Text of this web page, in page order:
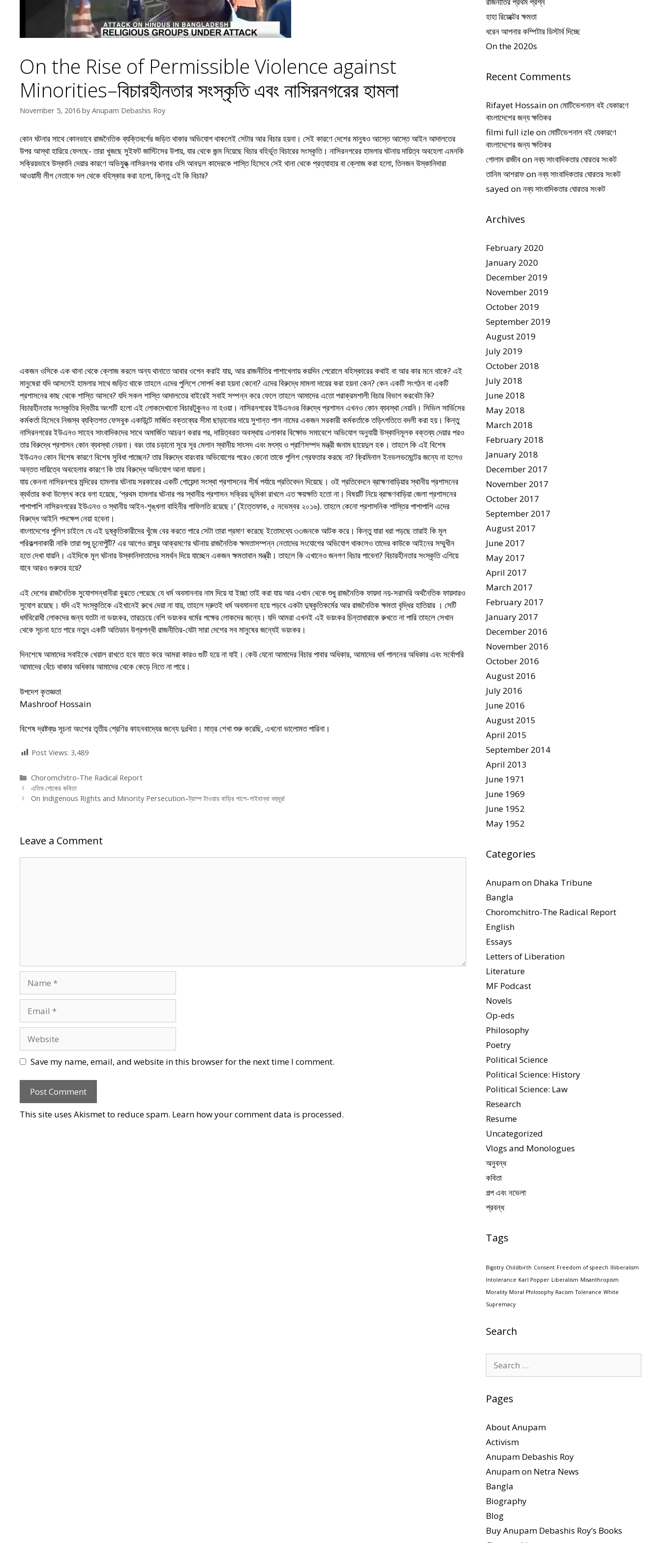
On the Rise of Permissible Violence against
Minorities–বিচারহীনতার সংস্কৃতি এবং নাসিরনগরের হামলা
November 5, 2016 by Anupam Debashis Roy
কোন ঘটনার সাথে কোনভাবে রাজনৈতিক ব্যক্তিবর্গের জড়িত থাকার অভিযোগ থাকলেই সেটার আর বিচার হয়না। সেই কারণে দেশের মানুষও আস্তে আস্তে আইন আদালতের
উপর আস্থা হারিয়ে ফেলছে- তারা খুজছে সুইফট জাস্টিসের উপায়, যার থেকে জন্ম নিয়েছে বিচার বহির্ভূত বিচারের সংস্কৃতি। নাসিরনগরের হামলার ঘটনায় দায়িত্ব অবহেলা এমনকি
সক্রিয়ভাবে উস্কানি দেয়ার কারণে অভিযুক্ত্ নাসিরনগরথানার ওসি আবদুল কাদেরকে শাস্তি হিসেবে সেই থানা থেকে প্রত্যাহার বা ক্লোজ করা হলো, তিনজন উস্কানিদারা
আওয়ামী লীগ নেতাকে দল থেকে বহিস্কার করা হলো, কিন্তু এই কি বিচার?
একজন ওসিকে এক থানা থেকে ক্লোজ করলে অন্য থানাতে আবার ওপেন করাই যায়, আর রাজনীতির পাশাখেলায় কয়দিন পেরোলে বহিস্কারের কথাই বা আর কার মনে থাকে? এই
মানুষেরা যদি আসলেই হামলার সাথে জড়িত থাকে তাহলে এদের পুলিশে সোপর্দ করা হয়না কেনো? এদের বিরুদ্ধে মামলা দায়ের করা হয়না কেন? কেন একটি সংগঠন বা একটি
প্রশাসনের কাছ থেকে শাস্তি আসবে? যদি সকল শাস্তি আদালতের বাইরেই সবাই সম্পন্ন করে ফেলে তাহলে আমাদের এতো পরাক্রমশালী বিচার বিভাগ করবেটা কি?
বিচারহীনতার সংস্কৃতির দ্বিতীয় অংশটি হলো এই লোকদেখানো বিচারটুকুনও না হওয়া। নাসিরনগরের ইউএনওর বিরুদ্ধে প্রশাসন এখনও কোন ব্যবস্থা নেয়নি। সিভিল সার্ভিসের
কর্মকর্তা হিসেবে নিজস্ব ব্যক্তিগত ফেসবুক একাউন্টে মার্জিত বক্তব্যের সীমা ছাড়ানোর দায়ে সুশান্ত পাল নামের একজন সরকারী কর্মকর্তাকে তড়িৎগতিতে বদলী করা হয়। কিন্তু
নাসিরনগরের ইউএনও সাহেব সাংবাদিকদের সাথে অমার্জিত আচরণ করার পর, দায়িত্বরত অবস্থায় এলাকার বিক্ষোভ সমাবেশে অভিযোগ অনুযায়ী উস্কানিমূলক বক্তব্য দেয়ার পরও
তার বিরুদ্ধে প্রশাসন কোন ব্যবস্থা নেয়না। বরং তার চড়ানো সূরে সূর মেলান স্থানীয় সাংসদ এবং মৎস্য ও প্রাণিসম্পদ মন্ত্রী জনাম ছায়েদুল হক। তাহলে কি এই বিশেষ
ইউএনও কোন বিশেষ কারণে বিশেষ সুবিধা পাচ্ছেন? তার বিরুদ্ধে বারংবার অভিযোগের পরেও কেনো তাকে পুলিশ গ্রেফতার করছে না? ক্রিমিনাল ইনভলভমেন্টের জন্যে না হলেও
অন্তত দায়িত্বে অবহেলার কারণে কি তার বিরুদ্ধে অভিযোগ আনা যায়না।
যায় কেননা নাসিরনগরে মন্দিরের হামলার ঘটনায় সরকারের একটি গোয়েন্দা সংস্থা প্রশাসনের শীর্ষ পর্যায়ে প্রতিবেদন দিয়েছে। ওই প্রতিবেদনে ব্রাহ্মণবাড়িয়ার স্থানীয় প্রশাসনের
ব্যর্থতার কথা উল্লেখ করে বলা হয়েছে, ‘প্রথম হামলার ঘটনার পর স্থানীয় প্রশাসন সক্রিয় ভূমিকা রাখলে এত ক্ষয়ক্ষতি হতো না। বিষয়টি নিয়ে ব্রাহ্মণবাড়িয়া জেলা প্রশাসনের
পাশাপাশি নাসিরনগরের ইউএনও ও স্থানীয় আইন-শৃঙ্খলা বাহিনীর গাফিলতি রয়েছে।’ (ইত্তেফাক, ৫ নভেম্বর ২০১৬). তাহলে কেনো প্রশাসনিক শাস্তির পাশাপাশি এদের
বিরুদ্ধে আইনি পদক্ষেপ নেয়া হবেনা।
বাংলাদেশের পুলিশ চাইলে যে এই দুষ্কৃতিকারীদের খুঁজে বের করতে পারে সেটা তারা প্রমাণ করেছে ইতোমধ্যে ৩৩জনকে আটক করে। কিন্তু যারা ধরা পড়ছে তারাই কি মূল
পরিকল্পনাকারী নাকি তারা শুধু চুনোপুঁটি? এর আগেও রামুর আক্রমণের ঘটনায় রাজনৈতিক ক্ষমতাসম্পন্ন নেতাদের সংযোগের অভিযোগ থাকলেও তাদের কাউকে আইনের সম্মুখীন
হতে দেখা যায়নি। এইদিকে মূল ঘটনার উস্কানিদাতাদের সমর্থন দিয়ে যাচ্ছেন একজন ক্ষমতাবান মন্ত্রী। তাহলে কি এখানেও জনগণ বিচার পাবেনা? বিচারহীনতার সংস্কৃতি এগিয়ে
যাবে আরও গুরুতর হয়ে?
এই দেশের রাজনৈতিক সুযোগসন্ধানীরা বুঝতে পেরেছে যে ধর্ম অবমাননার নাম দিয়ে যা ইচ্ছা তাই করা যায় আর এখান থেকে শুধু রাজনৈতিক ফায়দা নয়-সরাসরি অর্থনৈতিক ফায়দারও
সুযোগ রয়েছে। যদি এই সংস্কৃতিকে এইখানেই রুখে দেয়া না যায়, তাহলে দ্রুতই ধর্ম অবমাননা হয়ে পড়বে একটা দুষ্কৃতিকর্মের আর রাজনৈতিক ক্ষমতা বৃদ্ধির হাতিয়ার । সেটি
ধর্মবিরোধী লোকদের জন্য যতটা না ভয়ংকর, তারচেয়ে বেশি ভয়ংকর ধর্মের পক্ষের লোকদের জন্যে। যদি আমরা এখনই এই ভয়ংকর চিন্তাধারাকে রুখতে না পারি তাহলে সেখান
থেকে সূচনা হতে পারে নতুন একটি অতিডান উগ্রপন্থী রাজনীতির-যেটা সারা দেশের সব মানুষের জন্যেই ভয়ংকর।
দিনশেষে আমাদের সবাইকে খেয়াল রাখতে হবে যাতে করে আমরা কারও গুটি হয়ে না যাই। কেউ যেনো আমাদের বিচার পাবার অধিকার, আমাদের ধর্ম পালনের অধিকার এবং সর্বোপরি
আমাদের বেঁচে থাকার অধিকার আমাদের থেকে কেড়ে নিতে না পারে।
উপদেশ কৃতজ্ঞতা
Mashroof Hossain
বিশেষ দ্রষ্টব্যঃ সূচনা অংশের তৃতীয় শ্রেণির কাহনবাদ্যের জন্যে দুঃখিত। মাত্র শেখা শুরু করেছি, এখনো ভালোমত পারিনা।
Post Views: 3,489
Categories
Choromchitro-The Radical Report
এতিম শোকের কবিতা
On Indigenous Rights and Minority Persecution–ট্রাম্প টাওয়ার বাড়ির পাশে-গাইবান্ধা বহুদূর!
Leave a Comment
Save my name, email, and website in this browser for the next time I comment.
This site uses Akismet to reduce spam. Learn how your comment data is processed.
হাহা রিয়েক্টের ক্ষমতা
ধরেন আপনার কম্পিটার ডিস্টার্ব দিচ্ছে
On the 2020s
Recent Comments
Rifayet Hossainonমোটিভেশনাল বই যেকারণে
বাংলাদেশের জন্য ক্ষতিকর
filmi full izleonমোটিভেশনাল বই যেকারণে
বাংলাদেশের জন্য ক্ষতিকর
গোলাম রাজীবonনব্য সাংবাদিকতার ঘোরতর সংকট
তানিম আশরাফonনব্য সাংবাদিকতার ঘোরতর সংকট
sayed onনব্য সাংবাদিকতার ঘোরতর সংকট
Archives
February 2020
January 2020
December 2019
November 2019
October 2019
September 2019
August 2019
July 2019
October 2018
July 2018
June 2018
May 2018
March 2018
February 2018
January 2018
December 2017
November 2017
October 2017
September 2017
August 2017
June 2017
May 2017
April 2017
March 2017
February 2017
January 2017
December 2016
November 2016
October 2016
August 2016
July 2016
June 2016
August 2015
April 2015
September 2014
April 2013
June 1971
June 1969
June 1952
May 1952
Categories
Anupam on Dhaka Tribune
Bangla
Choromchitro-The Radical Report
English
Essays
Letters of Liberation
Literature
MF Podcast
Novels
Op-eds
Philosophy
Poetry
Political Science
Political Science: History
Political Science: Law
Research
Resume
Uncategorized
Vlogs and Monologues
অনুবন্ধ
কবিতা
গল্প এবং নভেলা
প্রবন্ধ
Tags
Bigotry Childbirth Consent Freedom of speech Illiberalism
Intolerance Karl Popper Liberalism Misanthropism
Morality Moral Philosophy Racism Tolerance White
Supremacy
Search
for:
Pages
About Anupam
Activism
Anupam Debashis Roy
Anupam on Netra News
Bangla
Biography
Blog
Buy Anupam Debashis Roy’s Books